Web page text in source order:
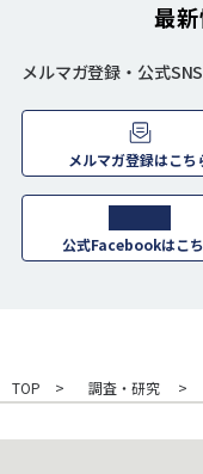
最
メルマガ登録・公式
メルマガ登録はこち
公式Facebookはこ
TOP 調査・研究